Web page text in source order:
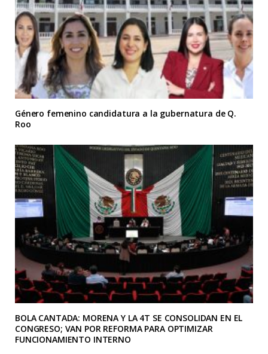
Género femenino candidatura a la gubernatura de Q.
Roo
BOLA CANTADA: MORENA Y LA 4T SE CONSOLIDAN EN EL
CONGRESO; VAN POR REFORMA PARA OPTIMIZAR
FUNCIONAMIENTO INTERNO